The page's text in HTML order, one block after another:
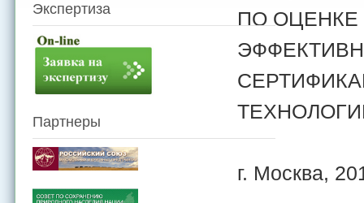
ПО ОЦЕНКЕ
г. Москва,
Экспертиза
Партнеры